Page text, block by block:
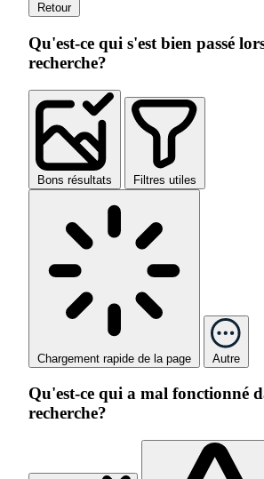
Retour
Qu'est-ce qui s'est bien passé
recherche?
Bons résultats Filtres utiles
Chargement rapide de la page Autre
Qu'est-ce qui a mal fonctionné
recherche?